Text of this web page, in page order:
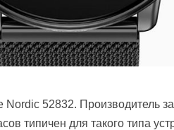
52832. Производитель
типичен для такого типа